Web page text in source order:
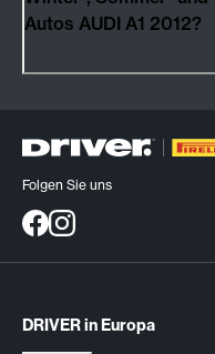
Autos AUDI A1 2012?
Folgen Sie uns
DRIVER in Europa